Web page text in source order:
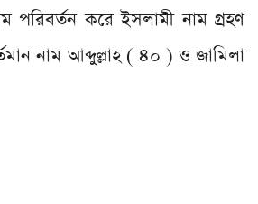
পরিবর্তন করে ইসলামী নাম গ্রহণ
নাম আব্দুল্লাহ ( ৪০ ) ও জামিলা